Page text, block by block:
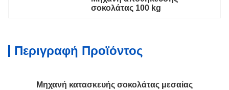
σοκολάτας 100 kg
Περιγραφή Προϊόντος
Μηχανή κατασκευής σοκολάτας μεσαίας